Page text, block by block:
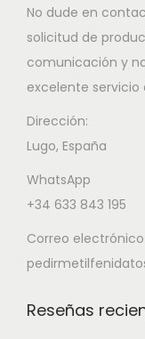
No dude en
solicitud de
comunicación y
excelente servicio
Dirección:
Lugo, España
WhatsApp
+34 633 843 195
Correo electrónico
Reseñas